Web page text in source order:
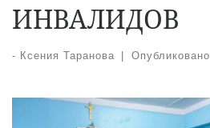
ИНВАЛИДОВ
- Ксения Таранова Опубликовано